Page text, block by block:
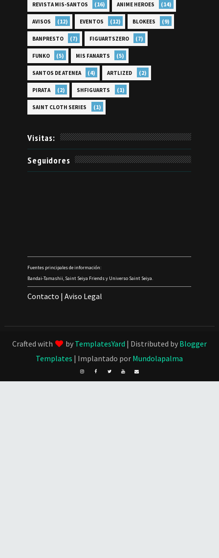
REVISTA MIS-SANTOS (16) ANIME HEROES (14)
AVISOS (12) EVENTOS (12) BLOKEES (9)
BANPRESTO (7) FIGUARTSZERO (7)
FUNKO (5) MIS FANARTS (5)
SANTOS DE ATENEA (4) ARTLIZED (2)
PIRATA (2) SHFIGUARTS (1)
SAINT CLOTH SERIES (1)
Visitas:
Seguidores
Fuentes principales de información:
Bandai-Tamashii, Saint Seiya Friends y Universo Saint Seiya.
Contacto |Aviso Legal
Crafted with by TemplatesYard | Distributed by Blogger
Templates | Implantado por Mundolapalma